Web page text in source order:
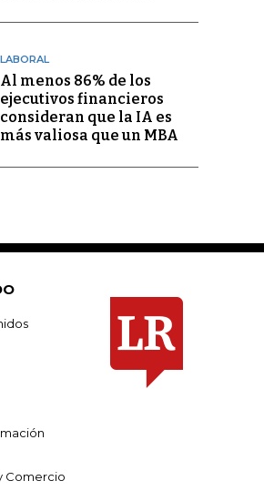
LABORAL
Al menos 86% de los
ejecutivos financieros
consideran que la IA es
más valiosa que un MBA
Comercio